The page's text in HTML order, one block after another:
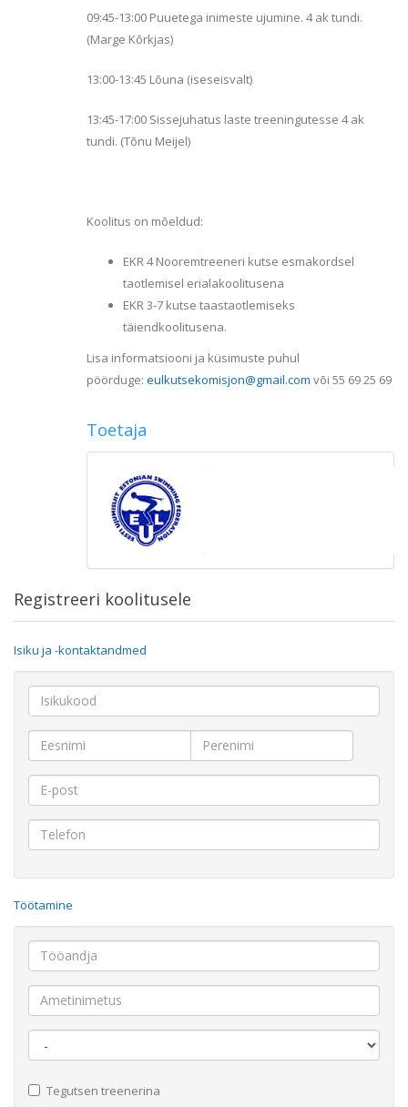
09:45-13:00 Puuetega inimeste ujumine. 4 ak tundi.
(Marge Kõrkjas)
13:00-13:45 Lõuna (iseseisvalt)
13:45-17:00 Sissejuhatus laste treeningutesse 4 ak
tundi. (Tõnu Meijel)
Koolitus on mõeldud:
EKR 4 Nooremtreeneri kutse esmakordsel
taotlemisel erialakoolitusena
EKR 3-7 kutse taastaotlemiseks
täiendkoolitusena.
Lisa informatsiooni ja küsimuste puhul
pöörduge: eulkutsekomisjon@gmail.com või 55 69 25 69
Toetaja
Registreeri koolitusele
Isiku ja -kontaktandmed
Töötamine
Tegutsen treenerina